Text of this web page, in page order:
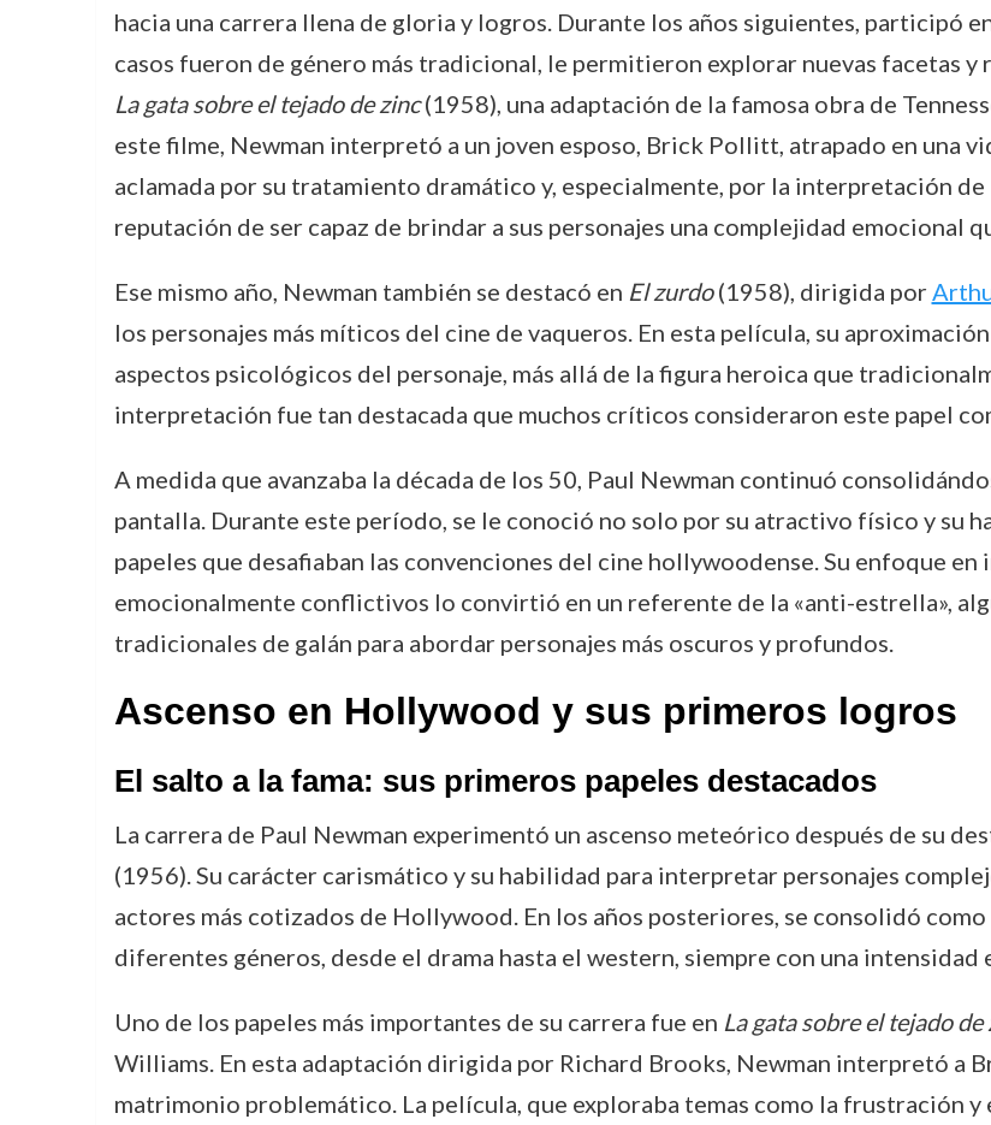
hacia una carrera llena de gloria y logros. Durante los años siguientes, participó
casos fueron de género más tradicional, le permitieron explorar nuevas facetas
La gata sobre el tejado de zinc(1958), una adaptación de la famosa obra de
este filme, Newman interpretó a un joven esposo, Brick Pollitt, atrapado en una
aclamada por su tratamiento dramático y, especialmente, por la interpretación de
reputación de ser capaz de brindar a sus personajes una complejidad emocional
Ese mismo año, Newman también se destacó en El zurdo(1958), dirigida por
los personajes más míticos del cine de vaqueros. En esta película, su
aspectos psicológicos del personaje, más allá de la figura heroica que
interpretación fue tan destacada que muchos críticos consideraron este papel
A medida que avanzaba la década de los 50, Paul Newman continuó
pantalla. Durante este período, se le conoció no solo por su atractivo físico y su
papeles que desafiaban las convenciones del cine hollywoodense. Su enfoque
emocionalmente conflictivos lo convirtió en un referente de la «anti-estrella»,
tradicionales de galán para abordar personajes más oscuros y profundos.
Ascenso en Hollywood y sus primeros logros
El salto a la fama: sus primeros papeles destacados
La carrera de Paul Newman experimentó un ascenso meteórico después de su
(1956). Su carácter carismático y su habilidad para interpretar personajes
actores más cotizados de Hollywood. En los años posteriores, se consolidó
diferentes géneros, desde el drama hasta el western, siempre con una intensidad
Uno de los papeles más importantes de su carrera fue en La gata sobre el tejado de
Williams. En esta adaptación dirigida por Richard Brooks, Newman interpretó a
matrimonio problemático. La película, que exploraba temas como la frustración